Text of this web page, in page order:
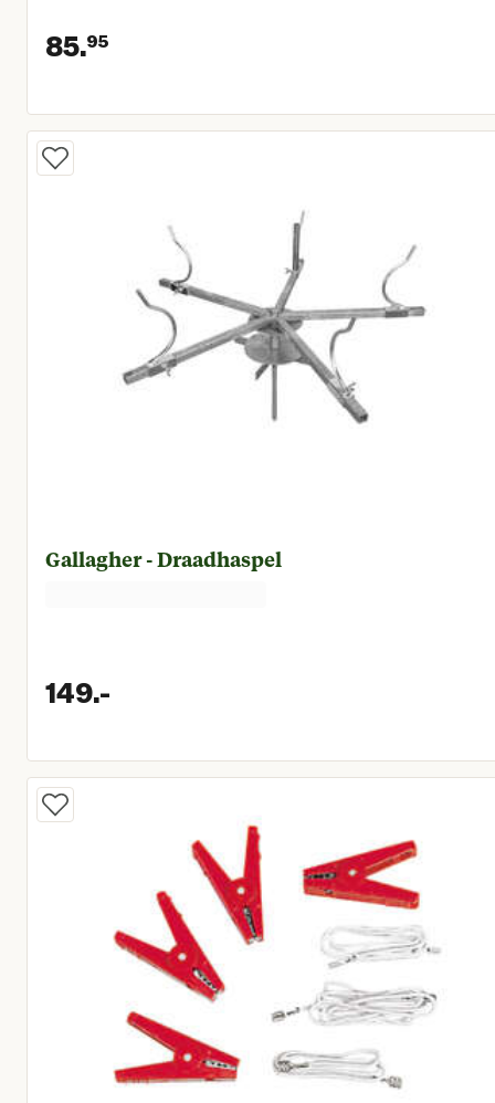
85.95
Huidige prijs € 85,95
Gallagher - Draadhaspel
149.-
Huidige prijs € 149,00